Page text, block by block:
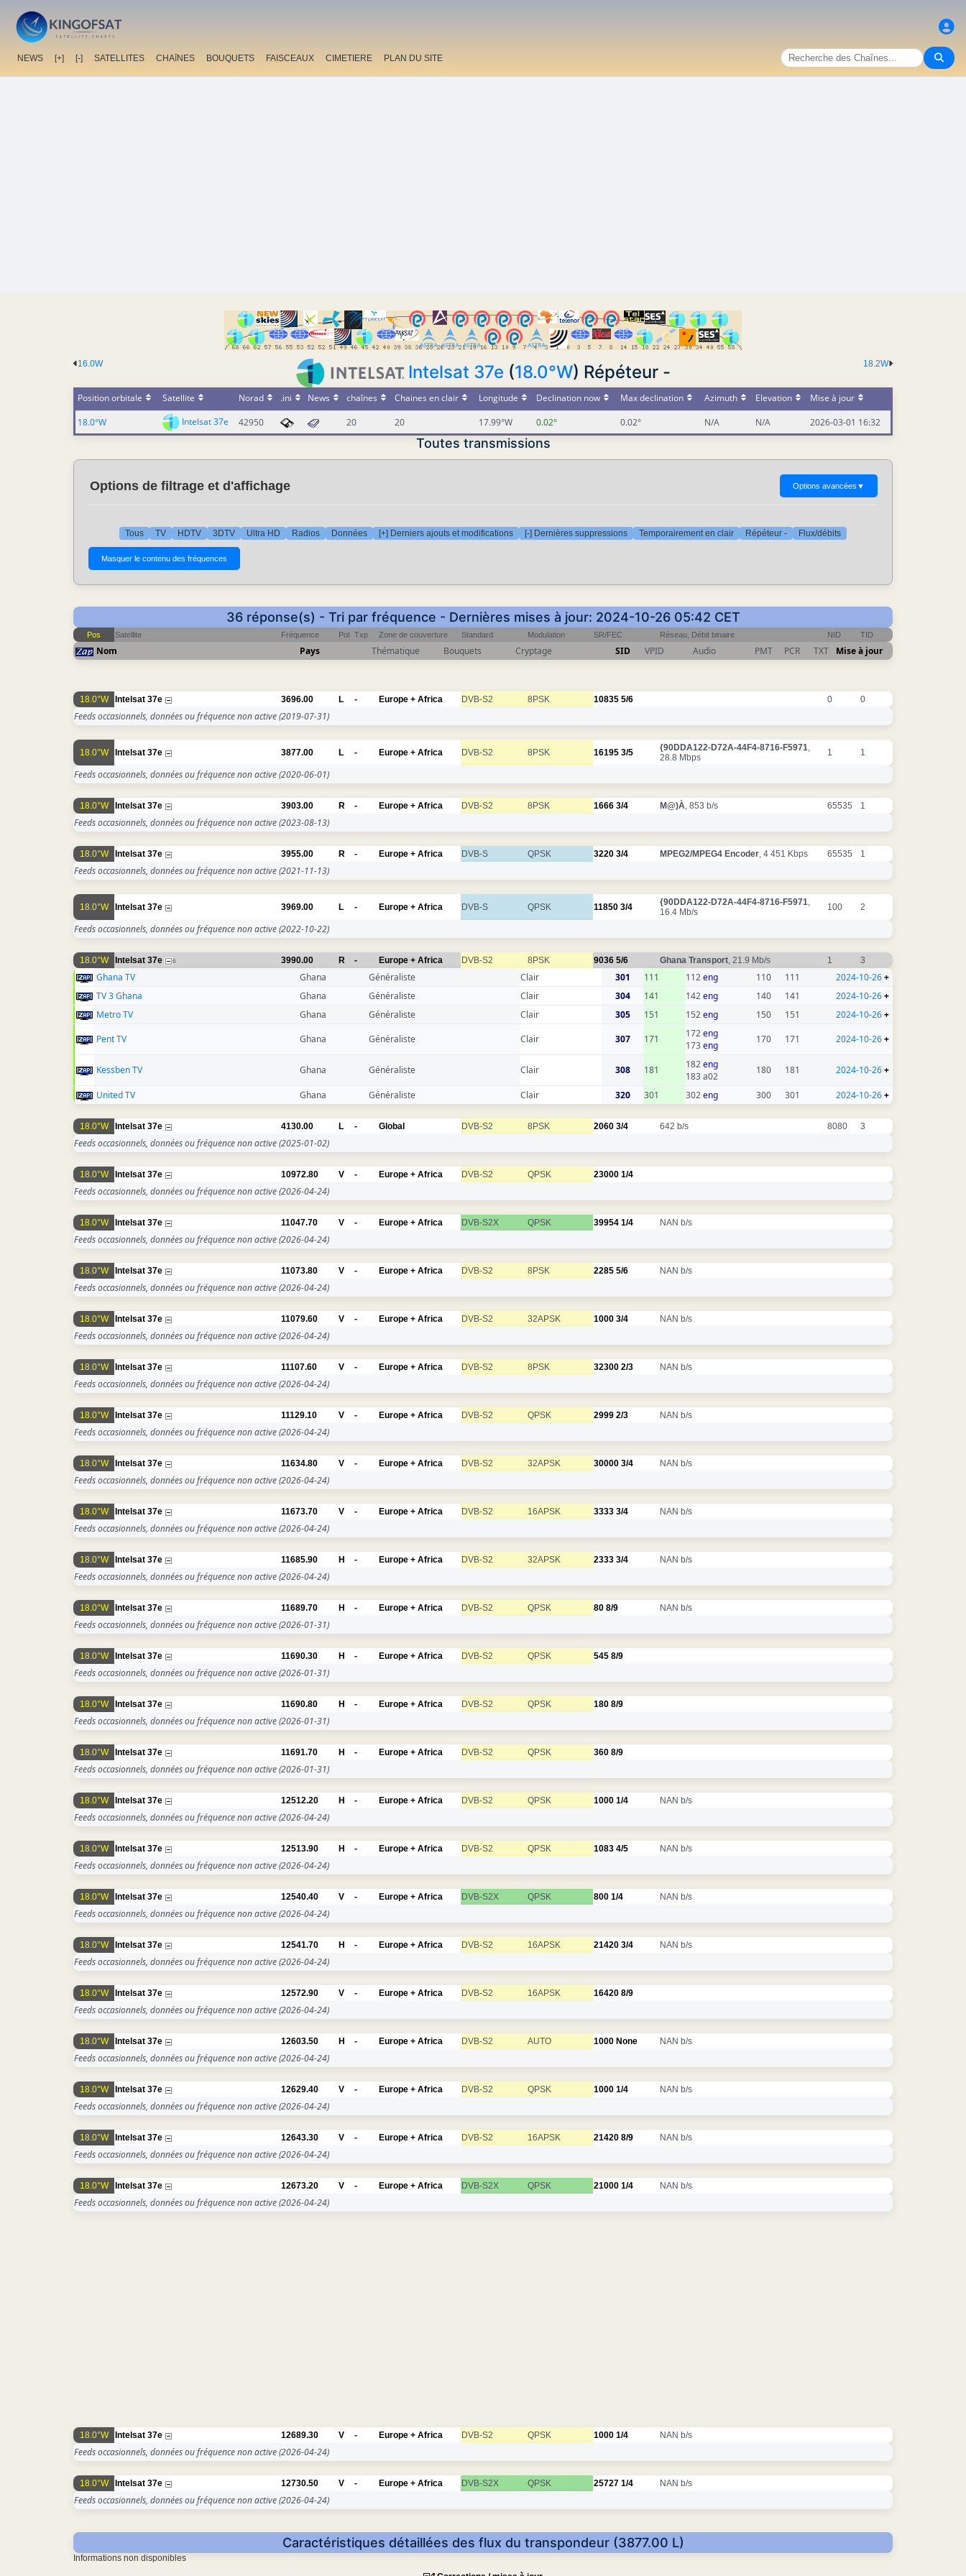
NEWS [+] [-] SATELLITES CHAîNES BOUQUETS FAISCEAUX CIMETIERE PLAN DU SITE
18.2W
16.0W Intelsat 37e (18.0°W) Répéteur -
Position orbitale Satellite Norad .ini News chaînes Chaines en clair Longitude Declination now Max declination Azimuth Elevation
Mise à jour
18.0°W
Intelsat 37e 42950 20 20 17.99°W 0.02° 0.02° N/A N/A 2026-03-01 16:32
Toutes transmissions
Options de filtrage et d'affichage Options avancées ▼
Tous TV HDTV 3DTV Ultra HD Radios Données [+] Derniers ajouts et modifications [-] Dernières suppressions Temporairement en clair Répéteur - Flux/débits
36 réponse(s) - Tri par fréquence - Dernières mises à jour: 2024-10-26 05:42 CET
Pos Satellite Fréquence Pol Txp Zone de couverture Standard Modulation SR/FEC Réseau, Débit binaire NID TID
Nom Pays Thématique Bouquets Cryptage SID VPID Audio PMT PCR TXT Mise à jour
18.0°W Intelsat 37e 3696.00 L - Europe + Africa DVB-S2 8PSK 10835 5/6 0 0
Feeds occasionnels, données ou fréquence non active(2019-07-31)
18.0°W Intelsat 37e 3877.00 L - Europe + Africa DVB-S2 8PSK 16195 3/5 {90DDA122-D72A-44F4-8716-F5971,
28.8 Mbps
1 1
Feeds occasionnels, données ou fréquence non active(2020-06-01)
18.0°W Intelsat 37e 3903.00 R - Europe + Africa DVB-S2 8PSK 1666 3/4 M@)À, 853 b/s 65535 1
Feeds occasionnels, données ou fréquence non active(2023-08-13)
18.0°W Intelsat 37e 3955.00 R - Europe + Africa DVB-S QPSK 3220 3/4 MPEG2/MPEG4 Encoder, 4 451 Kbps 65535 1
Feeds occasionnels, données ou fréquence non active(2021-11-13)
18.0°W Intelsat 37e 3969.00 L - Europe + Africa DVB-S QPSK 11850 3/4 {90DDA122-D72A-44F4-8716-F5971,
16.4 Mb/s
100 2
Feeds occasionnels, données ou fréquence non active(2022-10-22)
18.0°W Intelsat 37e 6 3990.00 R - Europe + Africa DVB-S2 8PSK 9036 5/6 Ghana Transport, 21.9 Mb/s 1 3
Ghana TV Ghana Généraliste Clair 301 111 112eng 110 111 2024-10-26+
TV 3 Ghana
Ghana Généraliste Clair 304 141 142eng 140 141 2024-10-26+
Metro TV
Ghana Généraliste Clair 305 151 152eng 150 151 2024-10-26+
Pent TV
Ghana Généraliste Clair 307 171 172eng
173eng
170 171 2024-10-26+
Kessben TV Ghana Généraliste Clair 308 181 182eng
183 a02
180 181 2024-10-26+
United TV Ghana Généraliste Clair 320 301 302eng 300 301 2024-10-26+
18.0°W Intelsat 37e 4130.00 L - Global DVB-S2 8PSK 2060 3/4 642 b/s 8080 3
Feeds occasionnels, données ou fréquence non active(2025-01-02)
18.0°W Intelsat 37e 10972.80 V - Europe + Africa DVB-S2 QPSK 23000 1/4
Feeds occasionnels, données ou fréquence non active(2026-04-24)
18.0°W Intelsat 37e 11047.70 V - Europe + Africa DVB-S2X QPSK 39954 1/4 NAN b/s
Feeds occasionnels, données ou fréquence non active(2026-04-24)
18.0°W Intelsat 37e 11073.80 V - Europe + Africa DVB-S2 8PSK 2285 5/6 NAN b/s
Feeds occasionnels, données ou fréquence non active(2026-04-24)
18.0°W Intelsat 37e 11079.60 V - Europe + Africa DVB-S2 32APSK 1000 3/4 NAN b/s
Feeds occasionnels, données ou fréquence non active(2026-04-24)
18.0°W Intelsat 37e 11107.60 V - Europe + Africa DVB-S2 8PSK 32300 2/3 NAN b/s
Feeds occasionnels, données ou fréquence non active(2026-04-24)
18.0°W Intelsat 37e 11129.10 V - Europe + Africa DVB-S2 QPSK 2999 2/3 NAN b/s
Feeds occasionnels, données ou fréquence non active(2026-04-24)
18.0°W Intelsat 37e 11634.80 V - Europe + Africa DVB-S2 32APSK 30000 3/4 NAN b/s
Feeds occasionnels, données ou fréquence non active(2026-04-24)
18.0°W Intelsat 37e 11673.70 V - Europe + Africa DVB-S2 16APSK 3333 3/4 NAN b/s
Feeds occasionnels, données ou fréquence non active(2026-04-24)
18.0°W Intelsat 37e 11685.90 H - Europe + Africa DVB-S2 32APSK 2333 3/4 NAN b/s
Feeds occasionnels, données ou fréquence non active(2026-04-24)
18.0°W Intelsat 37e 11689.70 H - Europe + Africa DVB-S2 QPSK 80 8/9 NAN b/s
Feeds occasionnels, données ou fréquence non active(2026-01-31)
18.0°W Intelsat 37e 11690.30 H - Europe + Africa DVB-S2 QPSK 545 8/9
Feeds occasionnels, données ou fréquence non active(2026-01-31)
18.0°W Intelsat 37e 11690.80 H - Europe + Africa DVB-S2 QPSK 180 8/9
Feeds occasionnels, données ou fréquence non active(2026-01-31)
18.0°W Intelsat 37e 11691.70 H - Europe + Africa DVB-S2 QPSK 360 8/9
Feeds occasionnels, données ou fréquence non active(2026-01-31)
18.0°W Intelsat 37e 12512.20 H - Europe + Africa DVB-S2 QPSK 1000 1/4 NAN b/s
Feeds occasionnels, données ou fréquence non active(2026-04-24)
18.0°W Intelsat 37e 12513.90 H - Europe + Africa DVB-S2 QPSK 1083 4/5 NAN b/s
Feeds occasionnels, données ou fréquence non active(2026-04-24)
18.0°W Intelsat 37e 12540.40 V - Europe + Africa DVB-S2X QPSK 800 1/4 NAN b/s
Feeds occasionnels, données ou fréquence non active(2026-04-24)
18.0°W Intelsat 37e 12541.70 H - Europe + Africa DVB-S2 16APSK 21420 3/4 NAN b/s
Feeds occasionnels, données ou fréquence non active(2026-04-24)
18.0°W Intelsat 37e 12572.90 V - Europe + Africa DVB-S2 16APSK 16420 8/9
Feeds occasionnels, données ou fréquence non active(2026-04-24)
18.0°W Intelsat 37e 12603.50 H - Europe + Africa DVB-S2 AUTO 1000 None NAN b/s
Feeds occasionnels, données ou fréquence non active(2026-04-24)
18.0°W Intelsat 37e 12629.40 V - Europe + Africa DVB-S2 QPSK 1000 1/4 NAN b/s
Feeds occasionnels, données ou fréquence non active(2026-04-24)
18.0°W Intelsat 37e 12643.30 V - Europe + Africa DVB-S2 16APSK 21420 8/9 NAN b/s
Feeds occasionnels, données ou fréquence non active(2026-04-24)
18.0°W Intelsat 37e 12673.20 V - Europe + Africa DVB-S2X QPSK 21000 1/4 NAN b/s
Feeds occasionnels, données ou fréquence non active(2026-04-24)
18.0°W Intelsat 37e 12689.30 V - Europe + Africa DVB-S2 QPSK 1000 1/4 NAN b/s
Feeds occasionnels, données ou fréquence non active(2026-04-24)
18.0°W Intelsat 37e 12730.50 V - Europe + Africa DVB-S2X QPSK 25727 1/4 NAN b/s
Feeds occasionnels, données ou fréquence non active(2026-04-24)
Caractéristiques détaillées des flux du transpondeur (3877.00 L)
Informations non disponibles